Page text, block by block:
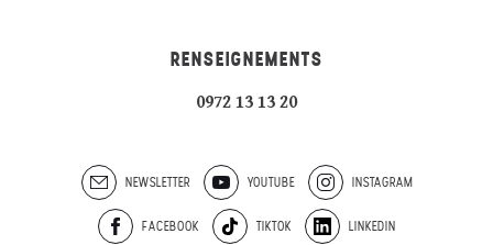
RENSEIGNEMENTS
0972 13 13 20
NEWSLETTER YOUTUBE INSTAGRAM
FACEBOOK TIKTOK LINKEDIN